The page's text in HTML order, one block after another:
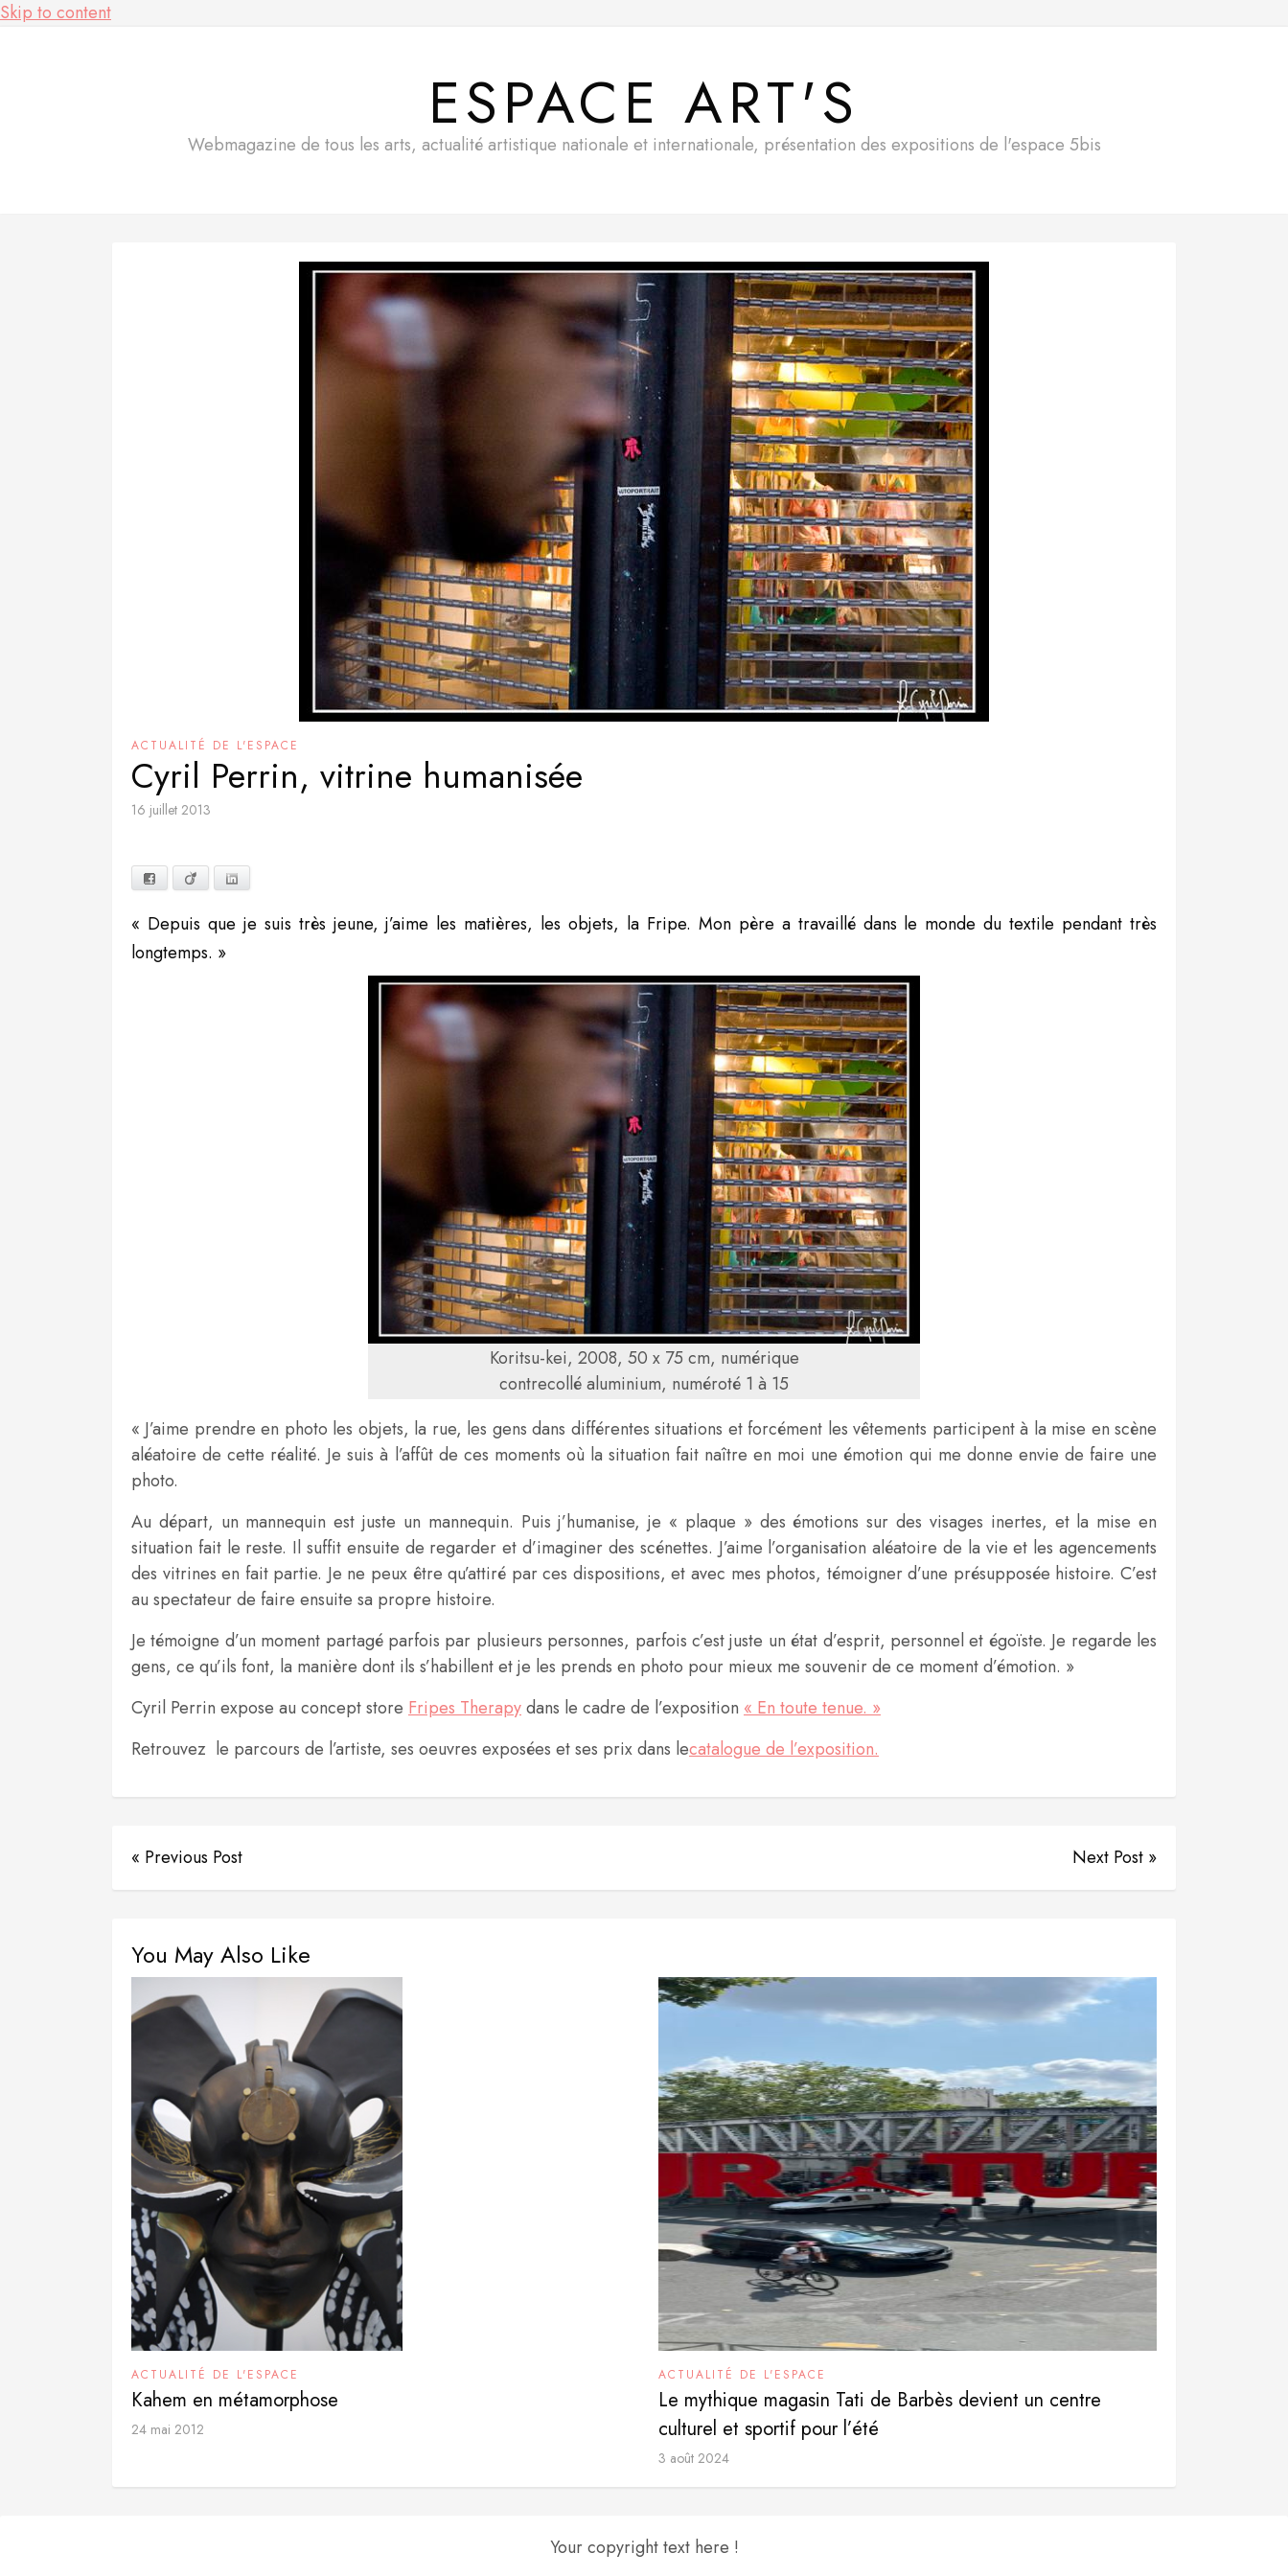
Skip to content
ESPACE ART'S
Webmagazine de tous les arts, actualité artistique nationale et internationale, présentation des expositions de l'espace 5bis
ACTUALITÉ DE L'ESPACE
Cyril Perrin, vitrine humanisée
16 juillet 2013
Facebook Viadeo
« Depuis que je suis très jeune, j’aime les matières, les objets, la Fripe. Mon père a travaillé dans le monde du textile pendant très
longtemps. »
Koritsu-kei, 2008, 50 x 75 cm, numérique
contrecollé aluminium, numéroté 1 à 15
« J’aime prendre en photo les objets, la rue, les gens dans différentes situations et forcément les vêtements participent à la mise en scène
aléatoire de cette réalité. Je suis à l’affût de ces moments où la situation fait naître en moi une émotion qui me donne envie de faire une
photo.
Au départ, un mannequin est juste un mannequin. Puis j’humanise, je « plaque » des émotions sur des visages inertes, et la mise en
situation fait le reste. Il suffit ensuite de regarder et d’imaginer des scénettes. J’aime l’organisation aléatoire de la vie et les agencements
des vitrines en fait partie. Je ne peux être qu’attiré par ces dispositions, et avec mes photos, témoigner d’une présupposée histoire. C’est
au spectateur de faire ensuite sa propre histoire.
Je témoigne d’un moment partagé parfois par plusieurs personnes, parfois c’est juste un état d’esprit, personnel et égoïste. Je regarde les
gens, ce qu’ils font, la manière dont ils s’habillent et je les prends en photo pour mieux me souvenir de ce moment d’émotion. »
Cyril Perrin expose au concept store Fripes Therapydans le cadre de l’exposition « En toute tenue. »
Retrouvez le parcours de l’artiste, ses oeuvres exposées et ses prix dans lecatalogue de l’exposition.
« Previous Post Next Post »
You May Also Like
ACTUALITÉ DE L'ESPACE
Kahem en métamorphose
24 mai 2012
ACTUALITÉ DE L'ESPACE
Le mythique magasin Tati de Barbès devient un centre
culturel et sportif pour l’été
3 août 2024
Your copyright text here !